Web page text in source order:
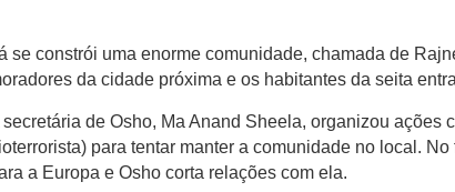
se constrói uma enorme comunidade, chamada de
da cidade próxima e os habitantes da seita
secretária de Osho, Ma Anand Sheela, organizou ações
para tentar manter a comunidade no local.
a Europa e Osho corta relações com ela.